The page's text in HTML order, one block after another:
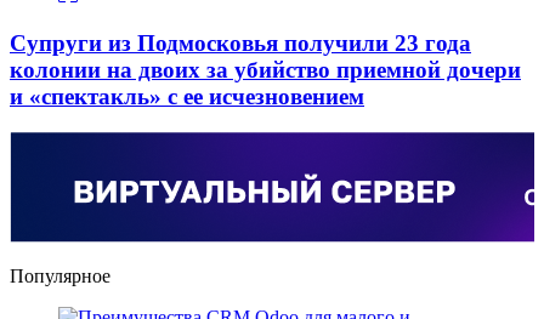
Супруги из Подмосковья получили 23 года
колонии на двоих за убийство приемной дочери
и «спектакль» с ее исчезновением
Популярное